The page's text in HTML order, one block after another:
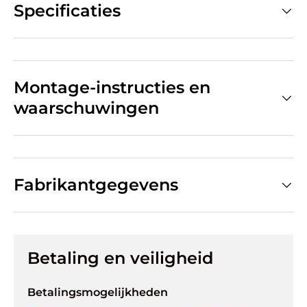
Specificaties
Montage-instructies en
waarschuwingen
Fabrikantgegevens
Betaling en veiligheid
Betalingsmogelijkheden